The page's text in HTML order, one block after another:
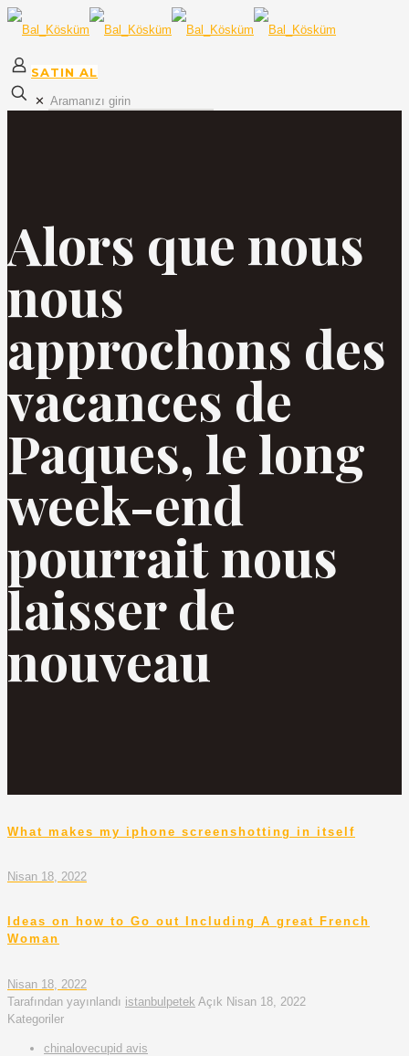
SATIN AL
✕
Alors que nous
nous
approchons des
vacances de
Paques, le long
week-end
pourrait nous
laisser de
nouveau
What makes my iphone screenshotting in itself
Nisan 18, 2022
Ideas on how to Go out Including A great French
Woman
Nisan 18, 2022
Tarafından yayınlandı istanbulpetek Açık Nisan 18, 2022
Kategoriler
chinalovecupid avis